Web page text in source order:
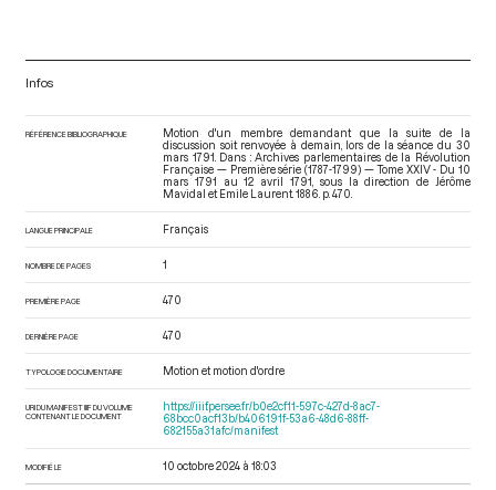
Infos
RÉFÉRENCE BIBLIOGRAPHIQUE
Motion d'un membre demandant que la suite de la
discussion soit renvoyée à demain, lors de la séance du 30
mars 1791. Dans : Archives parlementaires de la Révolution
Française — Première série (1787-1799) — Tome XXIV - Du 10
mars 1791 au 12 avril 1791
, sous la direction de Jérôme
Mavidal et Emile Laurent. 1886. p. 470.
LANGUE PRINCIPALE Français
NOMBRE DE PAGES 1
PREMIÈRE PAGE 470
DERNIÈRE PAGE 470
TYPOLOGIE DOCUMENTAIRE Motion et motion d'ordre
URI DU MANIFEST IIIF DU VOLUME
CONTENANT LE DOCUMENT
https://iiif.persee.fr/b0e2cf11-597c-427d-8ac7-
68bcc0acf13b/b406191f-53a6-48d6-88ff-
682155a31afc/manifest
MODIFIÉ LE 10 octobre 2024 à 18:03